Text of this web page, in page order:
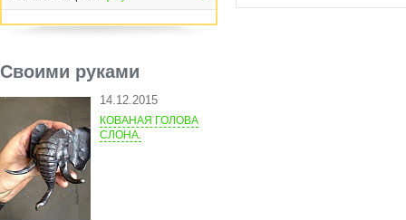
Своими руками
14.12.2015
КОВАНАЯ ГОЛОВА
СЛОНА.